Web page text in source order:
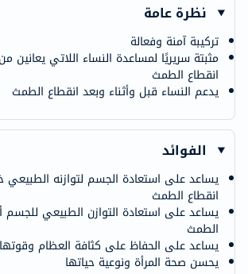
نظرة عامة
تركيبة آمنة وفعالة
مثبتة سريريًا لمساعدة النساء اللاتي يعانين
انقطاع الطمث
يدعم النساء قبل وأثناء وبعد انقطاع الطمث
الفوائد
يساعد على استعادة الجسم لتوازنه الطبيعي
انقطاع الطمث
يساعد على استعادة التوازن الطبيعي للجسم
الطمث
يساعد على الحفاظ على كثافة العظام وقوتها
يحسن صحة المرأة ونوعية حياتها